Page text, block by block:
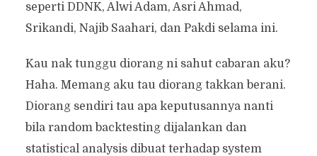
seperti DDNK, Alwi Adam, Asri Ahmad,
Srikandi, Najib Saahari, dan Pakdi selama ini.
Kau nak tunggu diorang ni sahut cabaran aku?
Haha. Memang aku tau diorang takkan berani.
Diorang sendiri tau apa keputusannya nanti
bila random backtesting dijalankan dan
statistical analysis dibuat terhadap system